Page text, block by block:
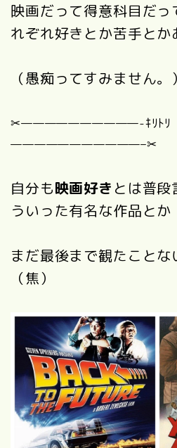
映画だって得意科目だ
れぞれ好きとか苦手と
（愚痴ってすみません。）
✂︎——————————-ｷﾘﾄﾘ
———————————–✂︎
自分も映画好き とは普段
ういった有名な作品とか
まだ最後まで観たことな
（焦）